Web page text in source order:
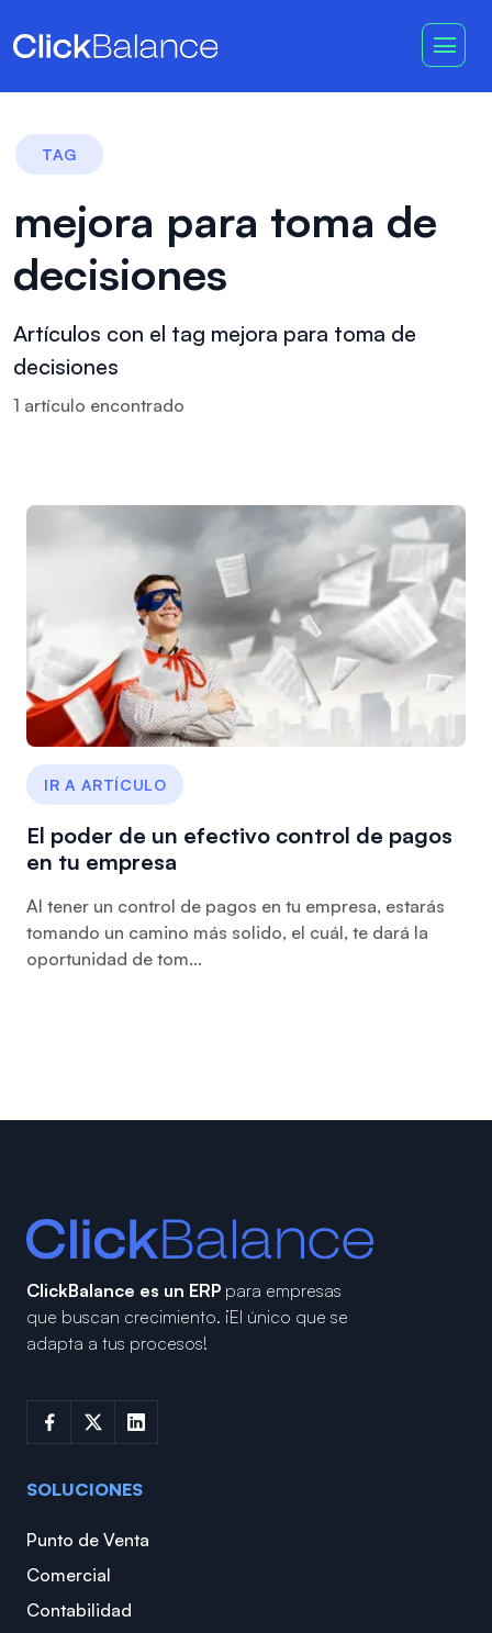
TAG
mejora para toma de
decisiones
Artículos con el tag mejora para toma de
decisiones
1 artículo encontrado
IR A ARTÍCULO
El poder de un efectivo control de pagos
en tu empresa
Al tener un control de pagos en tu empresa, estarás
tomando un camino más solido, el cuál, te dará la
oportunidad de tom...
ClickBalance es un ERP para empresas
que buscan crecimiento. ¡El único que se
adapta a tus procesos!
SOLUCIONES
Punto de Venta
Comercial
Contabilidad